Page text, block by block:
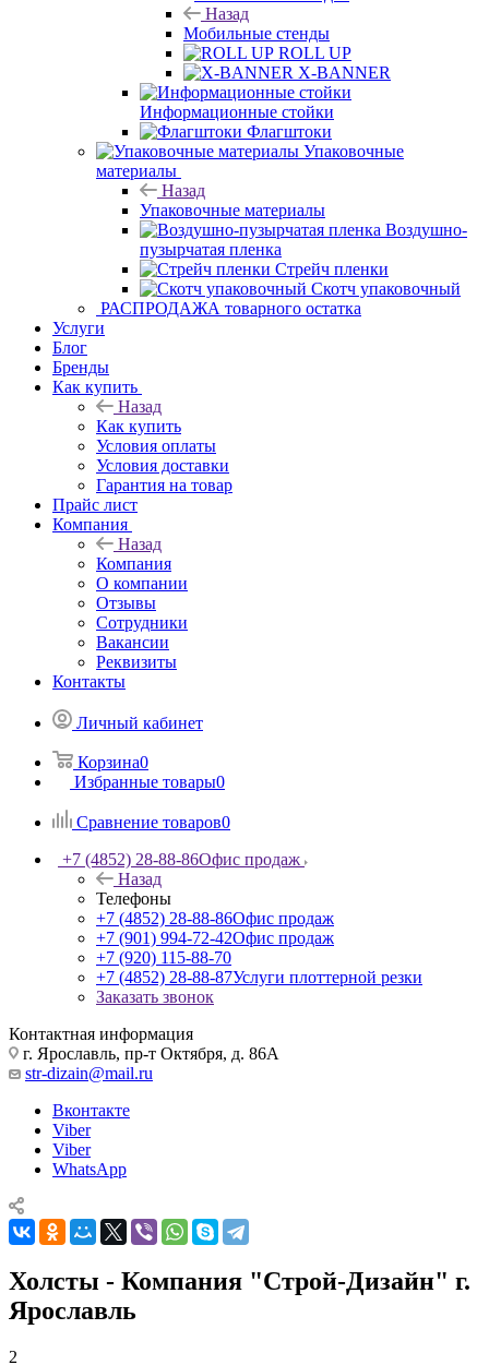
Назад
Мобильные стенды
ROLL UP
X-BANNER
Информационные стойки
Флагштоки
Упаковочные
материалы
Назад
Упаковочные материалы
Воздушно-
пузырчатая пленка
Стрейч пленки
Скотч упаковочный
РАСПРОДАЖА товарного остатка
Услуги
Блог
Бренды
Как купить
Назад
Как купить
Условия оплаты
Условия доставки
Гарантия на товар
Прайс лист
Компания
Назад
Компания
О компании
Отзывы
Сотрудники
Вакансии
Реквизиты
Корзина0
+7 (4852) 28-88-86
Назад
Телефоны
+7 (4852) 28-88-86Офис продаж
+7 (901) 994-72-42
+7 (920) 115-88-70
+7 (4852) 28-88-87
Контактная информация
г. Ярославль, пр-т Октября, д. 86А
Вконтакте
Viber
Viber
Холсты - Компания "Строй-Дизайн" г.
Ярославль